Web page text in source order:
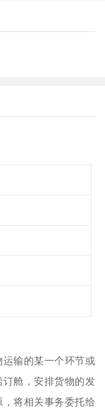
输的某一个环节或
舱，安排货物的发
将相关事务委托给